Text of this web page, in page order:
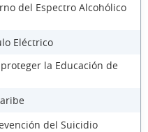
del Espectro Alcohólico
Eléctrico
la Educación de
del Suicidio